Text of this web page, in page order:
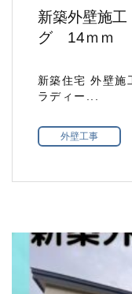
新築外壁施
グ 14ｍｍ
新築住宅 外壁施
ラディー...
外壁工事